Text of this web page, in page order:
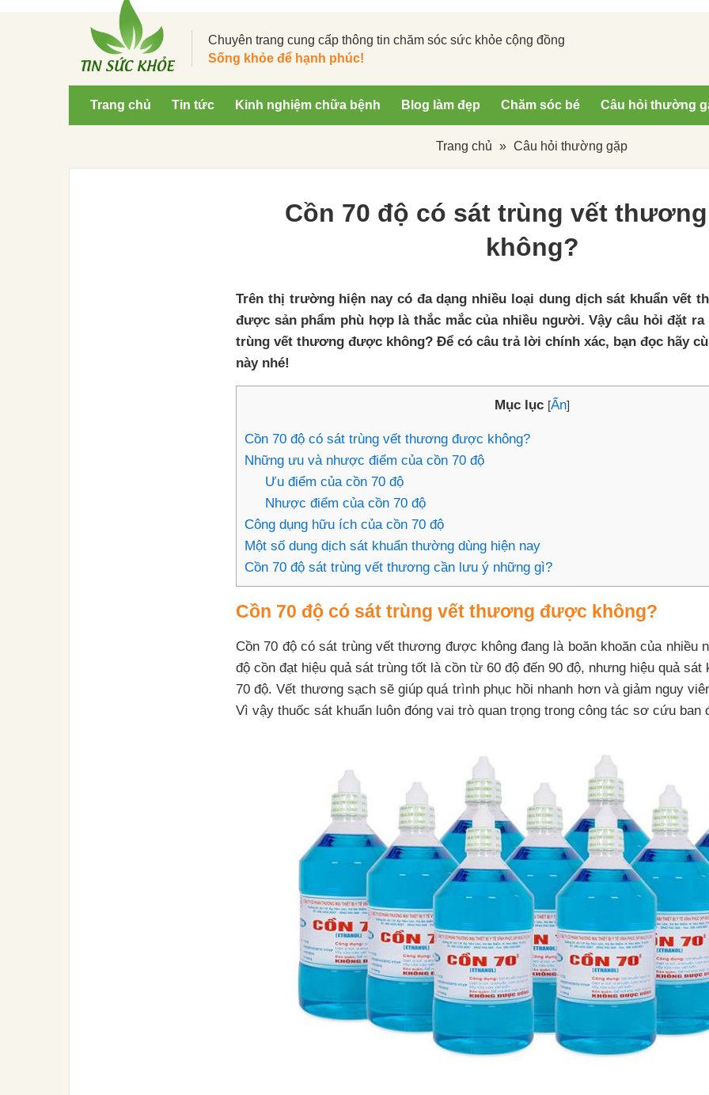
Chuyên trang cung cấp thông tin chăm sóc sức khỏe cộng đồng
Sống khỏe để hạnh phúc!
Trang chủ Tin tức Kinh nghiệm chữa bệnh Blog làm đẹp Chăm sóc bé Câu hỏi thường
Trang chủ » Câu hỏi thường gặp
Cồn 70 độ có sát trùng vết
không?
Trên thị trường hiện nay có đa dạng nhiều loại dung dịch sát khuẩn vết
được sản phẩm phù hợp là thắc mắc của nhiều người. Vậy câu hỏi đặt ra
trùng vết thương được không? Để có câu trả lời chính xác, bạn đọc hãy
này nhé!
Mục lục [Ẩn]
Cồn 70 độ có sát trùng vết thương được không?
Những ưu và nhược điểm của cồn 70 độ
Ưu điểm của cồn 70 độ
Nhược điểm của cồn 70 độ
Công dụng hữu ích của cồn 70 độ
Một số dung dịch sát khuẩn thường dùng hiện nay
Cồn 70 độ sát trùng vết thương cần lưu ý những gì?
Cồn 70 độ có sát trùng vết thương được không?
Cồn 70 độ có sát trùng vết thương được không đang là boăn khoăn của nhiều
độ cồn đạt hiệu quả sát trùng tốt là cồn từ 60 độ đến 90 độ, nhưng hiệu quả sát
70 độ. Vết thương sạch sẽ giúp quá trình phục hồi nhanh hơn và giảm nguy
Vì vậy thuốc sát khuẩn luôn đóng vai trò quan trọng trong công tác sơ cứu ban